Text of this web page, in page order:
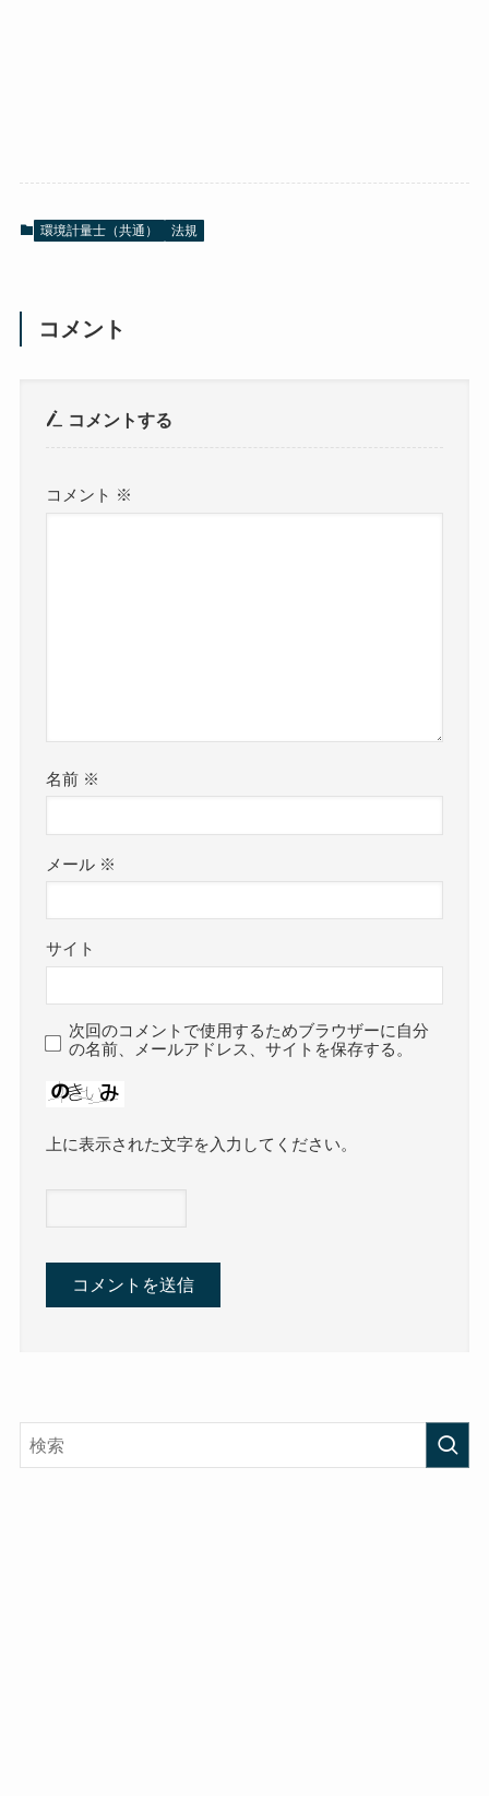
環境計量士（共通） 法規
コメント
コメントする
コメント ※
名前 ※
メール ※
サイト
次回のコメントで使用するためブラウザーに自分
の名前、メールアドレス、サイトを保存する。
上に表示された文字を入力してください。